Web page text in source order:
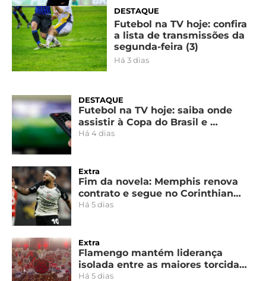
DESTAQUE
Futebol na TV hoje: confira
a lista de transmissões da
segunda-feira (3)
Há 3 dias
DESTAQUE
Futebol na TV hoje: saiba onde
assistir à Copa do Brasil e …
Há 4 dias
Extra
Fim da novela: Memphis renova
contrato e segue no Corinthian…
Há 5 dias
Extra
Flamengo mantém liderança
isolada entre as maiores torcida…
Há 5 dias